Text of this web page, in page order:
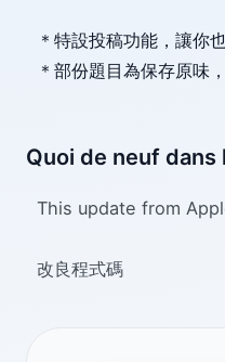
＊特設投稿功能，讓你
＊部份題目為保存原味
Quoi de neuf
This update from
改良程式碼